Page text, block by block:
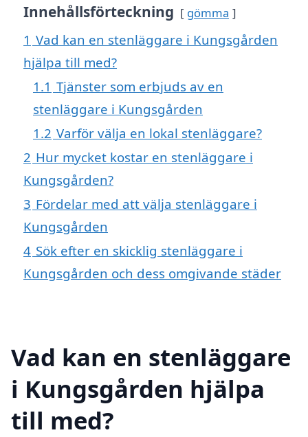
Innehållsförteckning gömma
1 Vad kan en stenläggare i Kungsgården
hjälpa till med?
1.1 Tjänster som erbjuds av en
stenläggare i Kungsgården
1.2 Varför välja en lokal stenläggare?
2 Hur mycket kostar en stenläggare i
Kungsgården?
3 Fördelar med att välja stenläggare i
Kungsgården
4 Sök efter en skicklig stenläggare i
Kungsgården och dess omgivande städer
Vad kan en stenläggare
i Kungsgården hjälpa
till med?